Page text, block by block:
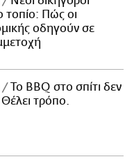
τοπίο: Πώς οι
οδηγούν σε
Το BBQ στο σπίτι δεν
τρόπο.